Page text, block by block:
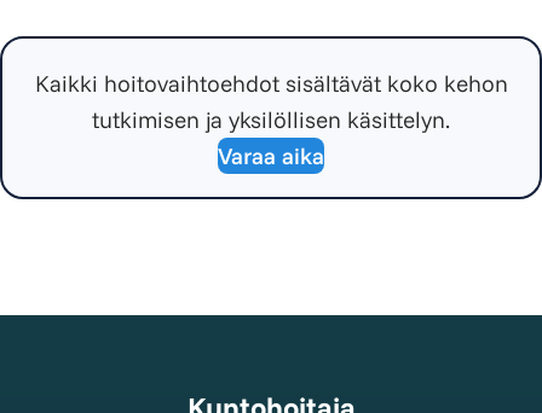
→ Lue lisää
→ Lue lisää
Kaikki hoitovaihtoehdot sisältävät koko kehon
tutkimisen ja yksilöllisen käsittelyn.
Varaa aika